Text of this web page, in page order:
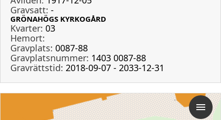
Gravsatt: -
GRÖNAHÖGS KYRKOGÅRD
Kvarter: 03
Hemort:
Gravplats: 0087-88
Gravplatsnummer: 1403 0087-88
Gravrättstid: 2018-09-07 - 2033-12-31